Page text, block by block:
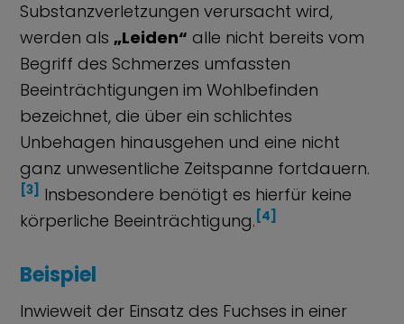
Substanzverletzungen verursacht wird,
werden als „Leiden“ alle nicht bereits vom
Begriff des Schmerzes umfassten
Beeinträchtigungen im Wohlbefinden
bezeichnet, die über ein schlichtes
Unbehagen hinausgehen und eine nicht
ganz unwesentliche Zeitspanne fortdauern.
[3] Insbesondere benötigt es hierfür keine
körperliche Beeinträchtigung. [4]
Beispiel
Inwieweit der Einsatz des Fuchses in einer